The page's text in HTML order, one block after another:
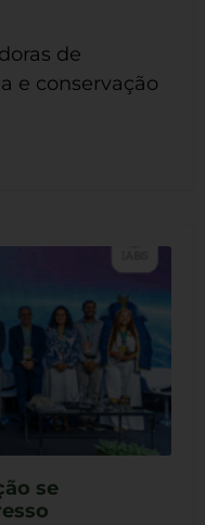
de
e conservação
se